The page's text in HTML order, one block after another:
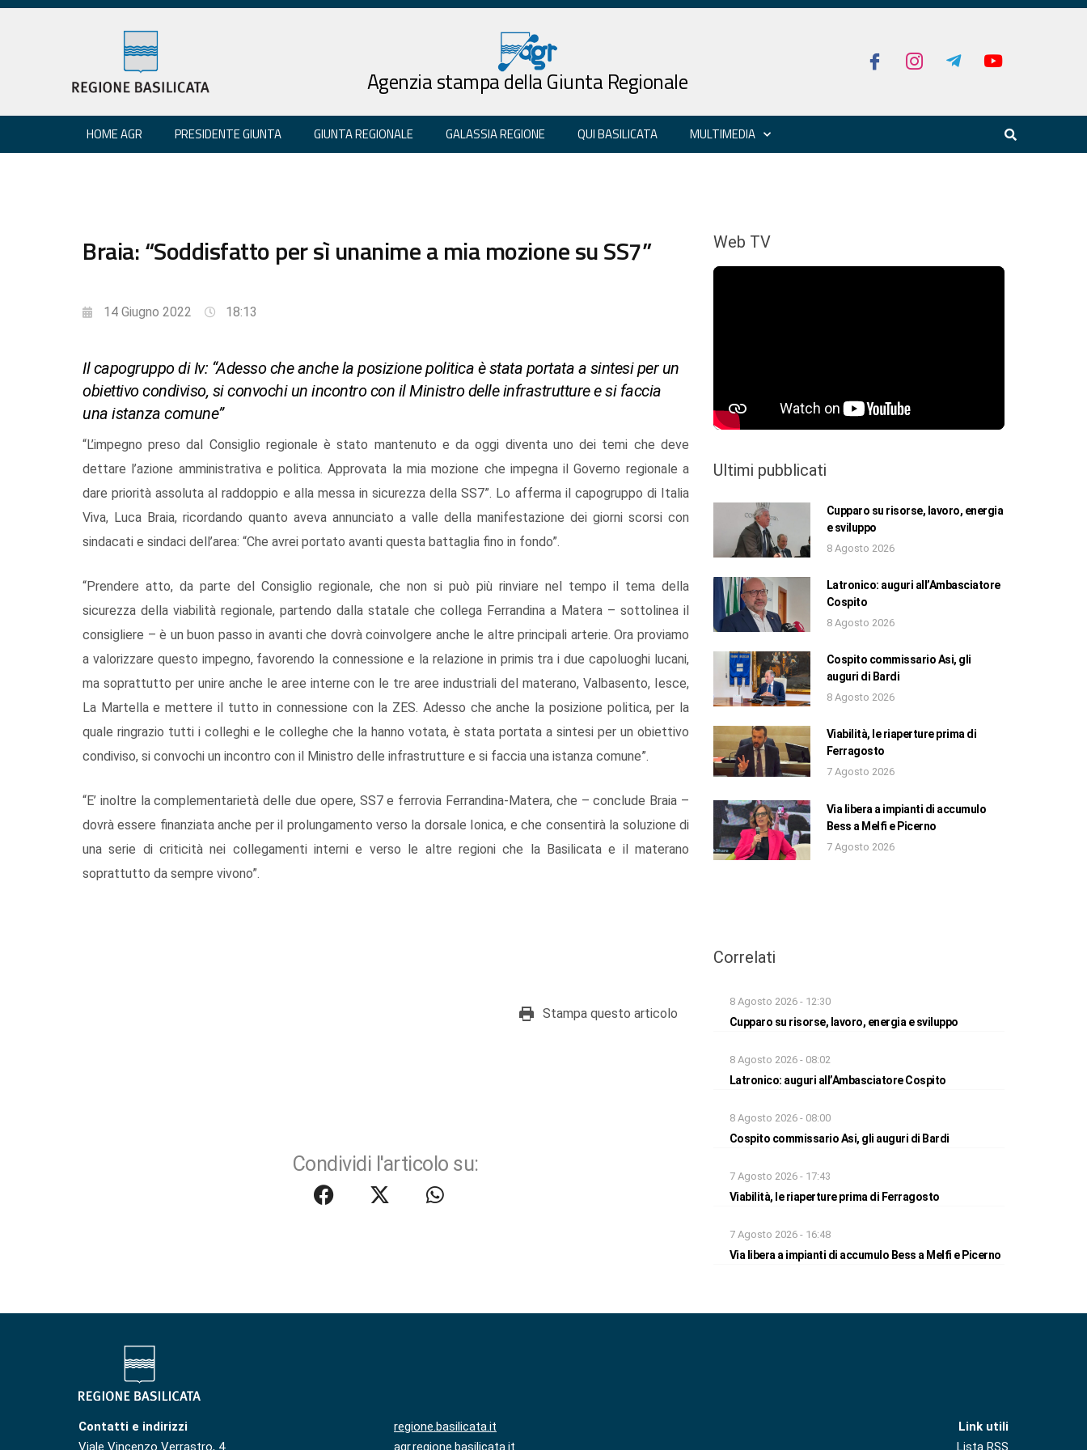
Agenzia stampa della Giunta Regionale
HOME AGR PRESIDENTE GIUNTA GIUNTA REGIONALE GALASSIA REGIONE QUI BASILICATA MULTIMEDIA
Braia: “Soddisfatto per sì unanime a mia mozione su SS7”
14 Giugno 2022 18:13
Il capogruppo di Iv: “Adesso che anche la posizione politica è stata portata a sintesi per un
obiettivo condiviso, si convochi un incontro con il Ministro delle infrastrutture e si faccia
una istanza comune”
“L’impegno preso dal Consiglio regionale è stato mantenuto e da oggi diventa uno dei temi che deve
dettare l’azione amministrativa e politica. Approvata la mia mozione che impegna il Governo regionale a
dare priorità assoluta al raddoppio e alla messa in sicurezza della SS7”. Lo afferma il capogruppo di Italia
Viva, Luca Braia, ricordando quanto aveva annunciato a valle della manifestazione dei giorni scorsi con
sindacati e sindaci dell’area: “Che avrei portato avanti questa battaglia fino in fondo”.
“Prendere atto, da parte del Consiglio regionale, che non si può più rinviare nel tempo il tema della
sicurezza della viabilità regionale, partendo dalla statale che collega Ferrandina a Matera – sottolinea il
consigliere – è un buon passo in avanti che dovrà coinvolgere anche le altre principali arterie. Ora proviamo
a valorizzare questo impegno, favorendo la connessione e la relazione in primis tra i due capoluoghi lucani,
ma soprattutto per unire anche le aree interne con le tre aree industriali del materano, Valbasento, Iesce,
La Martella e mettere il tutto in connessione con la ZES. Adesso che anche la posizione politica, per la
quale ringrazio tutti i colleghi e le colleghe che la hanno votata, è stata portata a sintesi per un obiettivo
condiviso, si convochi un incontro con il Ministro delle infrastrutture e si faccia una istanza comune”.
“E’ inoltre la complementarietà delle due opere, SS7 e ferrovia Ferrandina-Matera, che – conclude Braia –
dovrà essere finanziata anche per il prolungamento verso la dorsale Ionica, e che consentirà la soluzione di
una serie di criticità nei collegamenti interni e verso le altre regioni che la Basilicata e il materano
soprattutto da sempre vivono”.
Stampa questo articolo
Condividi l'articolo su:
Web TV
Ultimi pubblicati
Cupparo su risorse, lavoro, energia
e sviluppo
8 Agosto 2026
Latronico: auguri all’Ambasciatore
Cospito
8 Agosto 2026
Cospito commissario Asi, gli
auguri di Bardi
8 Agosto 2026
Viabilità, le riaperture prima di
Ferragosto
7 Agosto 2026
Via libera a impianti di accumulo
Bess a Melfi e Picerno
7 Agosto 2026
Correlati
8 Agosto 2026 - 12:30
Cupparo su risorse, lavoro, energia e sviluppo
8 Agosto 2026 - 08:02
Latronico: auguri all’Ambasciatore Cospito
8 Agosto 2026 - 08:00
Cospito commissario Asi, gli auguri di Bardi
7 Agosto 2026 - 17:43
Viabilità, le riaperture prima di Ferragosto
7 Agosto 2026 - 16:48
Via libera a impianti di accumulo Bess a Melfi e Picerno
Contatti e indirizzi
Viale Vincenzo Verrastro, 4
regione.basilicata.it
agr.regione.basilicata.it
Link utili
Lista RSS